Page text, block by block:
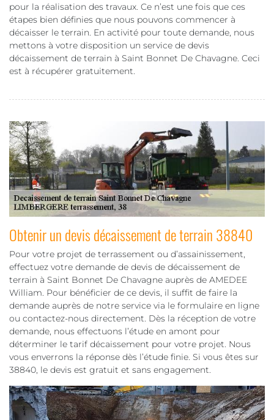
pour la réalisation des travaux. Ce n’est une fois que ces
étapes bien définies que nous pouvons commencer à
décaisser le terrain. En activité pour toute demande, nous
mettons à votre disposition un service de devis
décaissement de terrain à Saint Bonnet De Chavagne. Ceci
est à récupérer gratuitement.
Obtenir un devis décaissement de terrain 38840
Pour votre projet de terrassement ou d’assainissement,
effectuez votre demande de devis de décaissement de
terrain à Saint Bonnet De Chavagne auprès de AMEDEE
William. Pour bénéficier de ce devis, il suffit de faire la
demande auprès de notre service via le formulaire en ligne
ou contactez-nous directement. Dès la réception de votre
demande, nous effectuons l’étude en amont pour
déterminer le tarif décaissement pour votre projet. Nous
vous enverrons la réponse dès l’étude finie. Si vous êtes sur
38840, le devis est gratuit et sans engagement.